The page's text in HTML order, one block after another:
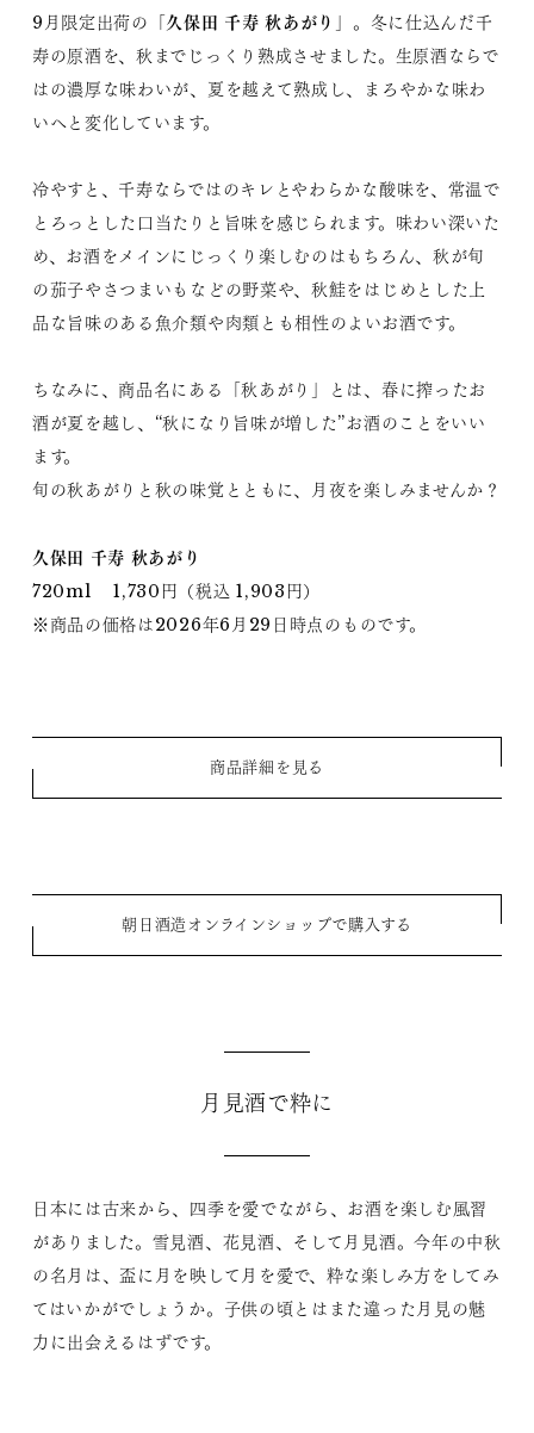
9月限定出荷の「久保田 千寿 秋あがり 」。冬に仕込んだ千
寿の原酒を、秋までじっくり熟成させました。生原酒ならで
はの濃厚な味わいが、夏を越えて熟成し、まろやかな味わ
いへと変化しています。
冷やすと、千寿ならではのキレとやわらかな酸味を、常温で
とろっとした口当たりと旨味を感じられます。味わい深いた
め、お酒をメインにじっくり楽しむのはもちろん、秋が旬
の茄子やさつまいもなどの野菜や、秋鮭をはじめとした上
品な旨味のある魚介類や肉類とも相性のよいお酒です。
ちなみに、商品名にある「秋あがり」とは、春に搾ったお
酒が夏を越し、“秋になり旨味が増した”お酒のことをいい
ます。
旬の秋あがりと秋の味覚とともに、月夜を楽しみませんか？
久保田 千寿 秋あがり
720ml 1,730円（税込 1,903円）
※商品の価格は2026年6月29日時点のものです。
商品詳細を見る
朝日酒造オンラインショップで購入する
月見酒で粋に
日本には古来から、四季を愛でながら、お酒を楽しむ風習
がありました。雪見酒、花見酒、そして月見酒。今年の中秋
の名月は、盃に月を映して月を愛で、粋な楽しみ方をしてみ
てはいかがでしょうか。子供の頃とはまた違った月見の魅
力に出会えるはずです。